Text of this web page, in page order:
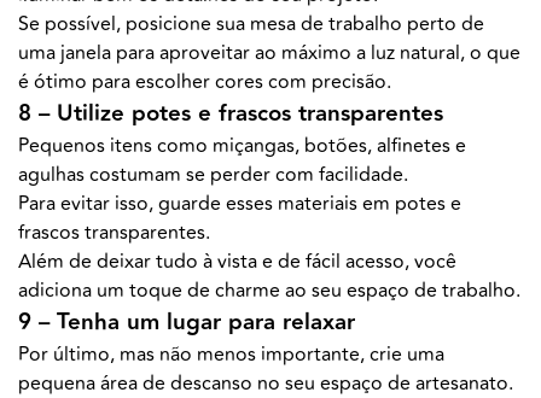
Se possível, posicione sua mesa de trabalho perto de
uma janela para aproveitar ao máximo a luz natural, o que
é ótimo para escolher cores com precisão.
8 – Utilize potes e frascos transparentes
Pequenos itens como miçangas, botões, alfinetes e
agulhas costumam se perder com facilidade.
Para evitar isso, guarde esses materiais em potes e
frascos transparentes.
Além de deixar tudo à vista e de fácil acesso, você
adiciona um toque de charme ao seu espaço de trabalho.
9 – Tenha um lugar para relaxar
Por último, mas não menos importante, crie uma
pequena área de descanso no seu espaço de artesanato.